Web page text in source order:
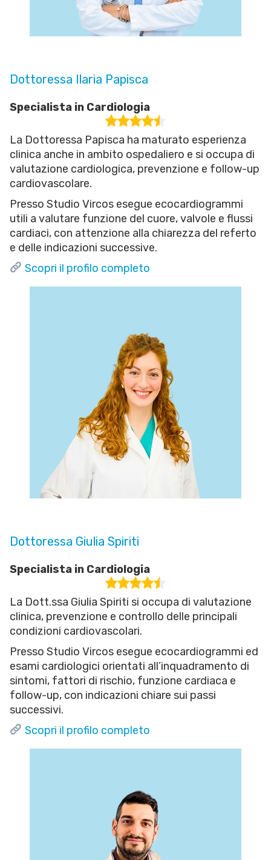
Dottoressa Ilaria Papisca
Specialista in Cardiologia
La Dottoressa Papisca ha maturato esperienza
clinica anche in ambito ospedaliero e si occupa di
valutazione cardiologica, prevenzione e follow-up
cardiovascolare.
Presso Studio Vircos esegue ecocardiogrammi
utili a valutare funzione del cuore, valvole e flussi
cardiaci, con attenzione alla chiarezza del referto
e delle indicazioni successive.
Scopri il profilo completo
Dottoressa Giulia Spiriti
Specialista in Cardiologia
La Dott.ssa Giulia Spiriti si occupa di valutazione
clinica, prevenzione e controllo delle principali
condizioni cardiovascolari.
Presso Studio Vircos esegue ecocardiogrammi ed
esami cardiologici orientati all’inquadramento di
sintomi, fattori di rischio, funzione cardiaca e
follow-up, con indicazioni chiare sui passi
successivi.
Scopri il profilo completo